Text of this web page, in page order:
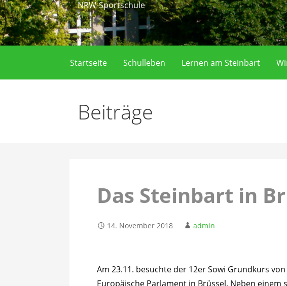
NRW-Sportschule
Startseite Schulleben Lernen am Steinbart
Beiträge
Das Steinbart in
14. November 2018 admin
Am 23.11. besuchte der 12er Sowi Grundkurs
Europäische Parlament in Brüssel. Neben einem